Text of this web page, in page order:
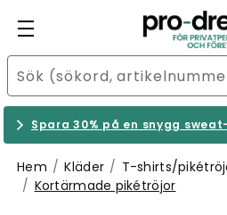
Spara 30% på en snygg
Hem Kläder
T-shirts/
Kortärmade pikétröjor